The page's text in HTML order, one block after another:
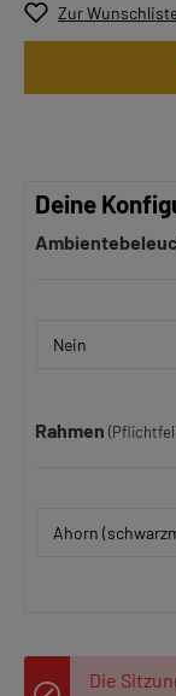
Zur
Deine
Rahmen
Die